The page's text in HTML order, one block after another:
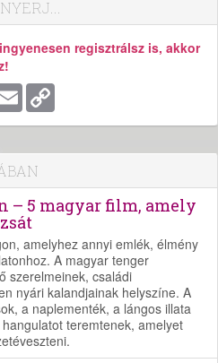
regisztrálsz is, akkor
Email
– 5 magyar film, amely
amelyhez annyi emlék, élmény
A magyar tenger
szerelmeinek, családi
nyári kalandjainak helyszíne. A
a naplementék, a lángos illata
teremtenek, amelyet